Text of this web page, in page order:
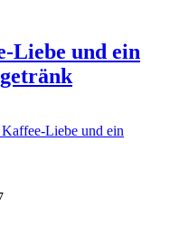
Liebe und ein
Liebe und ein